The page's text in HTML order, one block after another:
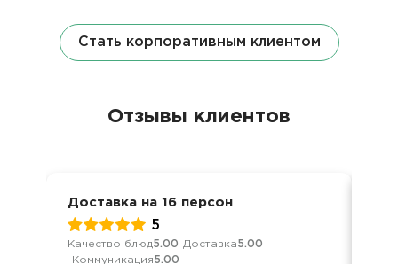
Стать корпоративным клиентом
Отзывы клиентов
Доставка на 16 персон
5
Качество блюд5.00 Доставка5.00
Коммуникация5.00